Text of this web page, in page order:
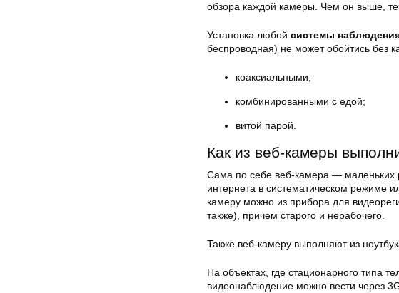
обзора каждой камеры. Чем он выше,
Установка любой системы
беспроводная) не может обойтись без
коаксиальными;
комбинированными с едой;
витой парой.
Как из веб-камеры
Сама по себе веб-камера — маленьких
интернета в систематическом режиме
камеру можно из прибора для
также), причем старого и нерабочего.
Также веб-камеру выполняют из
На объектах, где стационарного типа
видеонаблюдение можно вести через